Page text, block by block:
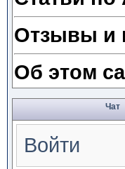
Отзывы и
Об этом
Чат
Войти